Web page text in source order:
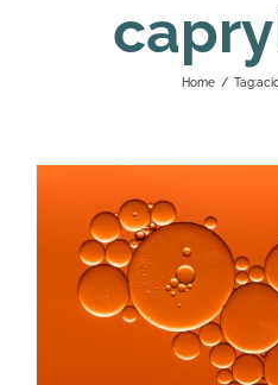
Home / Tag: